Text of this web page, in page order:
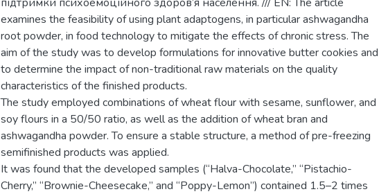
examines the feasibility of using plant adaptogens, in particular ashwagandha
root powder, in food technology to mitigate the effects of chronic stress. The
aim of the study was to develop formulations for innovative butter cookies and
to determine the impact of non-traditional raw materials on the quality
characteristics of the finished products.
The study employed combinations of wheat flour with sesame, sunflower, and
soy flours in a 50/50 ratio, as well as the addition of wheat bran and
ashwagandha powder. To ensure a stable structure, a method of pre-freezing
semifinished products was applied.
It was found that the developed samples (“Halva-Chocolate,” “Pistachio-
Cherry,” “Brownie-Cheesecake,” and “Poppy-Lemon”) contained 1.5–2 times